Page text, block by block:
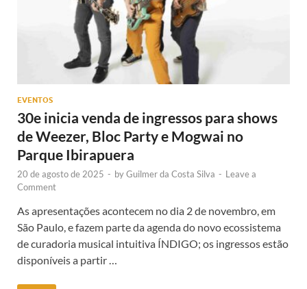
EVENTOS
30e inicia venda de ingressos para shows
de Weezer, Bloc Party e Mogwai no
Parque Ibirapuera
20 de agosto de 2025 - byGuilmer da Costa Silva - Leave a
Comment
As apresentações acontecem no dia 2 de novembro, em
São Paulo, e fazem parte da agenda do novo ecossistema
de curadoria musical intuitiva ÍNDIGO; os ingressos estão
disponíveis a partir …